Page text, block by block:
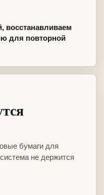
восстанавливаем
для повторной
бумаги для
не держится